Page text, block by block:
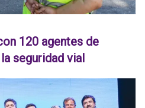
120 agentes de
seguridad vial